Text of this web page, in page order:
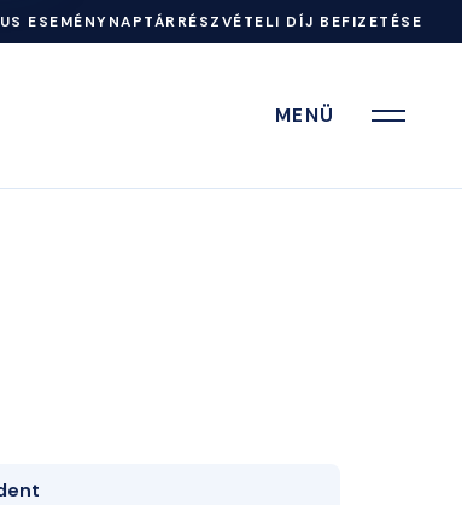
ESEMÉNYNAPTÁRRÉSZVÉTELI DÍJ BEFIZETÉSE
MENÜ